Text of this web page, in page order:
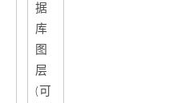
据
库
图
层
(可